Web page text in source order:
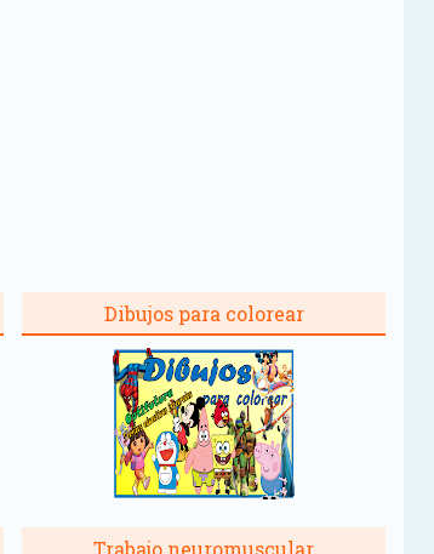
Dibujos para colorear
Trabajo neuromuscular